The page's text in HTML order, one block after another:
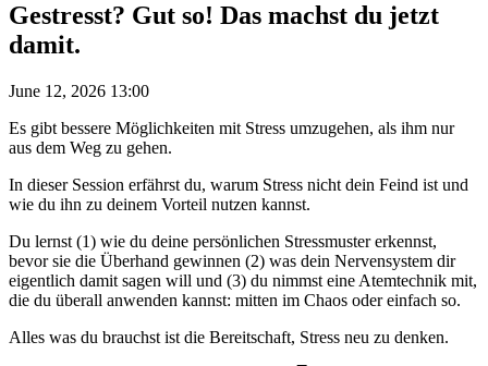
Gestresst? Gut so! Das machst du jetzt
damit.
June 12, 2026 13:00
Es gibt bessere Möglichkeiten mit Stress umzugehen, als ihm nur
aus dem Weg zu gehen.
In dieser Session erfährst du, warum Stress nicht dein Feind ist und
wie du ihn zu deinem Vorteil nutzen kannst.
Du lernst (1) wie du deine persönlichen Stressmuster erkennst,
bevor sie die Überhand gewinnen (2) was dein Nervensystem dir
eigentlich damit sagen will und (3) du nimmst eine Atemtechnik mit,
die du überall anwenden kannst: mitten im Chaos oder einfach so.
Alles was du brauchst ist die Bereitschaft, Stress neu zu denken.